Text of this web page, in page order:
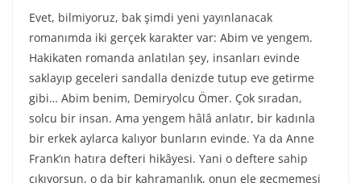
Evet, bilmiyoruz, bak şimdi yeni yayınlanacak
romanımda iki gerçek karakter var: Abim ve yengem.
Hakikaten romanda anlatılan şey, insanları evinde
saklayıp geceleri sandalla denizde tutup eve getirme
gibi… Abim benim, Demiryolcu Ömer. Çok sıradan,
solcu bir insan. Ama yengem hâlâ anlatır, bir kadınla
bir erkek aylarca kalıyor bunların evinde. Ya da Anne
Frank’ın hatıra defteri hikâyesi. Yani o deftere sahip
çıkıyorsun, o da bir kahramanlık, onun ele geçmemesi